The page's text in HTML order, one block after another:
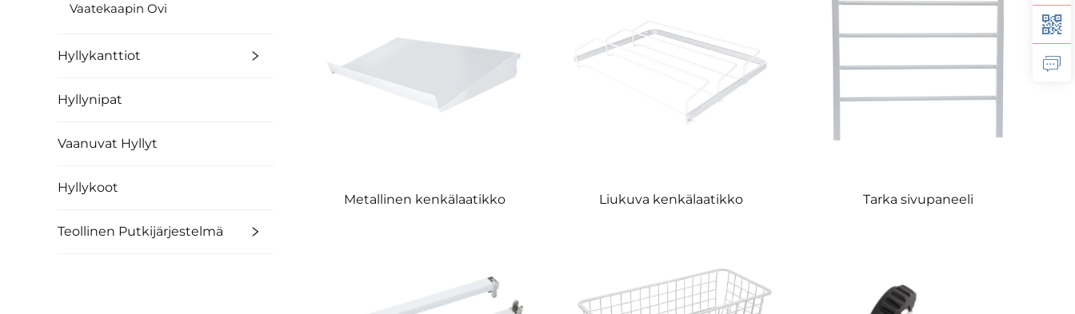
Vaatekaapin Ovi
Hyllykanttiot
Hyllynipat
Vaanuvat Hyllyt
Hyllykoot
Teollinen Putkijärjestelmä
Metallinen kenkälaatikko Liukuva kenkälaatikko Tarka sivupaneeli